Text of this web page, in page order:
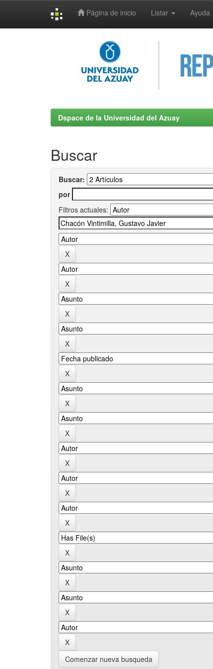
Página de inicio Listar Ayuda
Dspace de la Universidad del Azuay
Buscar
Buscar:
por
Filtros actuales:
Comenzar nueva busqueda